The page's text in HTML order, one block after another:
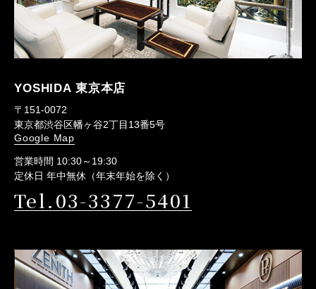
YOSHIDA 東京本店
〒151-0072
東京都渋谷区幡ヶ谷2丁目13番5号
Google Map
営業時間 10:30～19:30
定休日 年中無休（年末年始を除く）
Tel.03-3377-5401